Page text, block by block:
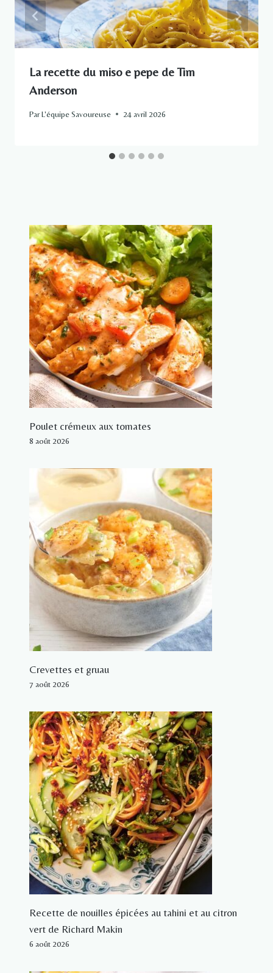
La recette du miso e pepe de Tim
Anderson
ParL'équipe Savoureuse 24 avril 2026
Poulet crémeux aux tomates
8 août 2026
Crevettes et gruau
7 août 2026
Recette de nouilles épicées au tahini et au citron
vert de Richard Makin
6 août 2026